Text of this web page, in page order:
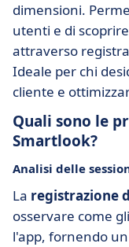
dimensioni.
utenti e di
attraverso
Ideale per chi
cliente e
Quali sono le
Smartlook?
Analisi delle
La registrazione
osservare come
l'app, fornendo